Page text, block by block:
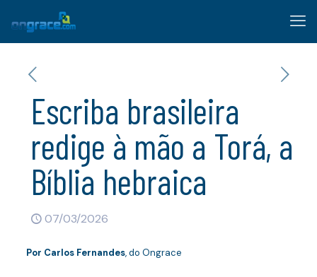
Escriba brasileira
redige à mão a Torá, a
Bíblia hebraica
07/03/2026
Por Carlos Fernandes, do Ongrace